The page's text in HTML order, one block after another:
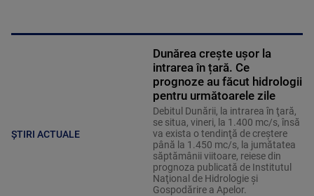
ȘTIRI ACTUALE
Dunărea crește ușor la
intrarea în țară. Ce
prognoze au făcut hidrologii
pentru următoarele zile
Debitul Dunării, la intrarea în ţară,
se situa, vineri, la 1.400 mc/s, însă
va exista o tendinţă de creştere
până la 1.450 mc/s, la jumătatea
săptămânii viitoare, reiese din
prognoza publicată de Institutul
Naţional de Hidrologie şi
Gospodărire a Apelor.